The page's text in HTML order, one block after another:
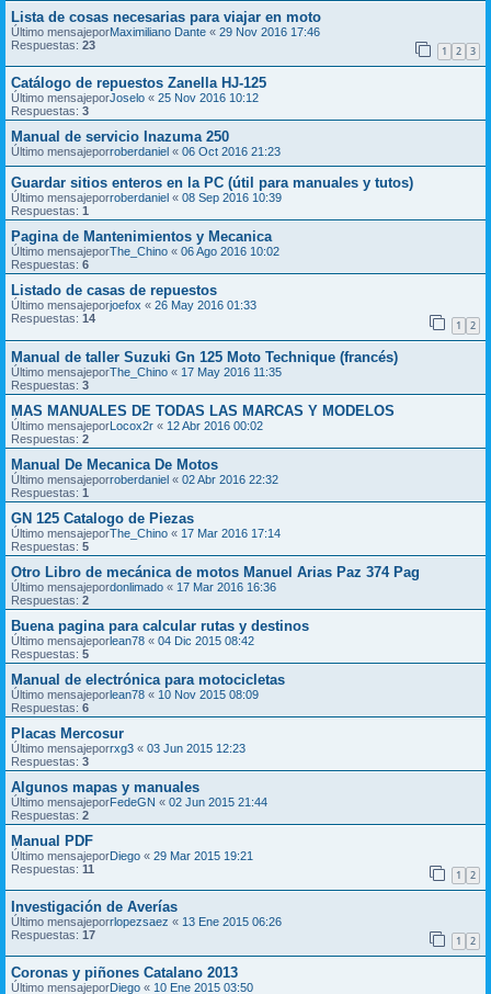
Lista de cosas necesarias para viajar en moto
Último mensajeporMaximiliano Dante « 29 Nov 2016 17:46
Respuestas: 23 1 2 3
Catálogo de repuestos Zanella HJ-125
Último mensajeporJoselo « 25 Nov 2016 10:12
Respuestas: 3
Manual de servicio Inazuma 250
Último mensajeporroberdaniel « 06 Oct 2016 21:23
Guardar sitios enteros en la PC (útil para manuales y tutos)
Último mensajeporroberdaniel « 08 Sep 2016 10:39
Respuestas: 1
Pagina de Mantenimientos y Mecanica
Último mensajeporThe_Chino « 06 Ago 2016 10:02
Respuestas: 6
Listado de casas de repuestos
Último mensajeporjoefox « 26 May 2016 01:33
Respuestas: 14 1 2
Manual de taller Suzuki Gn 125 Moto Technique (francés)
Último mensajeporThe_Chino « 17 May 2016 11:35
Respuestas: 3
MAS MANUALES DE TODAS LAS MARCAS Y MODELOS
Último mensajeporLocox2r « 12 Abr 2016 00:02
Respuestas: 2
Manual De Mecanica De Motos
Último mensajeporroberdaniel « 02 Abr 2016 22:32
Respuestas: 1
GN 125 Catalogo de Piezas
Último mensajeporThe_Chino « 17 Mar 2016 17:14
Respuestas: 5
Otro Libro de mecánica de motos Manuel Arias Paz 374 Pag
Último mensajepordonlimado « 17 Mar 2016 16:36
Respuestas: 2
Buena pagina para calcular rutas y destinos
Último mensajeporlean78 « 04 Dic 2015 08:42
Respuestas: 5
Manual de electrónica para motocicletas
Último mensajeporlean78 « 10 Nov 2015 08:09
Respuestas: 6
Placas Mercosur
Último mensajeporrxg3 « 03 Jun 2015 12:23
Respuestas: 3
Algunos mapas y manuales
Último mensajeporFedeGN « 02 Jun 2015 21:44
Respuestas: 2
Manual PDF
Último mensajeporDiego « 29 Mar 2015 19:21
Respuestas: 11 1 2
Investigación de Averías
Último mensajeporrlopezsaez « 13 Ene 2015 06:26
Respuestas: 17 1 2
Coronas y piñones Catalano 2013
Último mensajeporDiego « 10 Ene 2015 03:50